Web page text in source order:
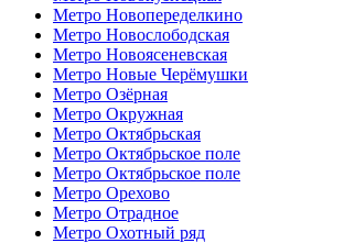
Метро Новопеределкино
Метро Новослободская
Метро Новоясеневская
Метро Новые Черёмушки
Метро Озёрная
Метро Окружная
Метро Октябрьская
Метро Октябрьское поле
Метро Октябрьское поле
Метро Орехово
Метро Отрадное
Метро Охотный ряд